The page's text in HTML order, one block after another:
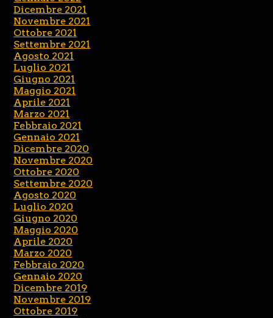
Dicembre 2021
Novembre 2021
Ottobre 2021
Settembre 2021
Agosto 2021
Luglio 2021
Giugno 2021
Maggio 2021
Aprile 2021
Marzo 2021
Febbraio 2021
Gennaio 2021
Dicembre 2020
Novembre 2020
Ottobre 2020
Settembre 2020
Agosto 2020
Luglio 2020
Giugno 2020
Maggio 2020
Aprile 2020
Marzo 2020
Febbraio 2020
Gennaio 2020
Dicembre 2019
Novembre 2019
Ottobre 2019